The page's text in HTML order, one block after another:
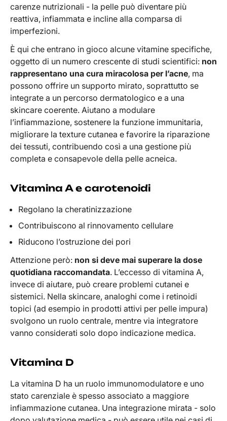
carenze nutrizionali - la pelle può diventare più
reattiva, infiammata e incline alla comparsa di
imperfezioni.
È qui che entrano in gioco alcune vitamine specifiche,
oggetto di un numero crescente di studi scientifici: non
rappresentano una cura miracolosa per l’acne, ma
possono offrire un supporto mirato, soprattutto se
integrate a un percorso dermatologico e a una
skincare coerente. Aiutano a modulare
l’infiammazione, sostenere la funzione immunitaria,
migliorare la texture cutanea e favorire la riparazione
dei tessuti, contribuendo così a una gestione più
completa e consapevole della pelle acneica.
Vitamina A e carotenoidi
Regolano la cheratinizzazione
Contribuiscono al rinnovamento cellulare
Riducono l’ostruzione dei pori
Attenzione però: non si deve mai superare la dose
quotidiana raccomandata. L’eccesso di vitamina A,
invece di aiutare, può creare problemi cutanei e
sistemici. Nella skincare, analoghi come i retinoidi
topici (ad esempio in prodotti attivi per pelle impura)
svolgono un ruolo centrale, mentre via integratore
vanno considerati solo dopo indicazione medica.
Vitamina D
La vitamina D ha un ruolo immunomodulatore e uno
stato carenziale è spesso associato a maggiore
infiammazione cutanea. Una integrazione mirata - solo